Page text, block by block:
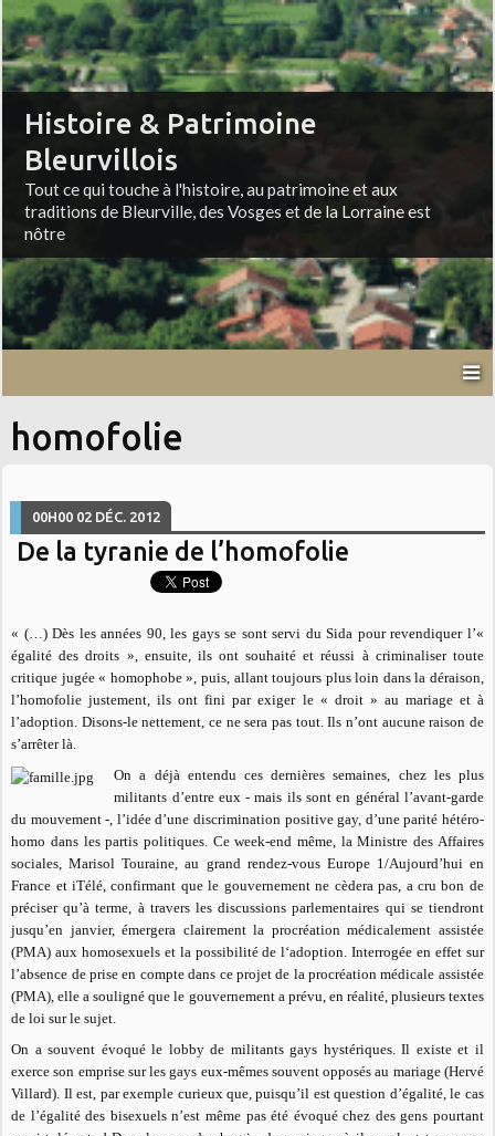
Histoire & Patrimoine
Bleurvillois
Tout ce qui touche à l'histoire, au patrimoine et aux
traditions de Bleurville, des Vosges et de la Lorraine est
nôtre
homofolie
00H00 02 DÉC. 2012
De la tyranie de l’homofolie
« (…) Dès les années 90, les gays se sont servi du Sida pour revendiquer l’«
égalité des droits », ensuite, ils ont souhaité et réussi à criminaliser toute
critique jugée « homophobe », puis, allant toujours plus loin dans la déraison,
l’homofolie justement, ils ont fini par exiger le « droit » au mariage et à
l’adoption. Disons-le nettement, ce ne sera pas tout. Ils n’ont aucune raison de
s’arrêter là.
On a déjà entendu ces dernières semaines, chez les plus
militants d’entre eux - mais ils sont en général l’avant-garde
du mouvement -, l’idée d’une discrimination positive gay, d’une parité hétéro-
homo dans les partis politiques. Ce week-end même, la Ministre des Affaires
sociales, Marisol Touraine, au grand rendez-vous Europe 1/Aujourd’hui en
France et iTélé, confirmant que le gouvernement ne cèdera pas, a cru bon de
préciser qu’à terme, à travers les discussions parlementaires qui se tiendront
jusqu’en janvier, émergera clairement la procréation médicalement assistée
(PMA) aux homosexuels et la possibilité de l‘adoption. Interrogée en effet sur
l’absence de prise en compte dans ce projet de la procréation médicale assistée
(PMA), elle a souligné que le gouvernement a prévu, en réalité, plusieurs textes
de loi sur le sujet.
On a souvent évoqué le lobby de militants gays hystériques. Il existe et il
exerce son emprise sur les gays eux-mêmes souvent opposés au mariage (Hervé
Villard). Il est, par exemple curieux que, puisqu’il est question d’égalité, le cas
de l’égalité des bisexuels n’est même pas été évoqué chez des gens pourtant